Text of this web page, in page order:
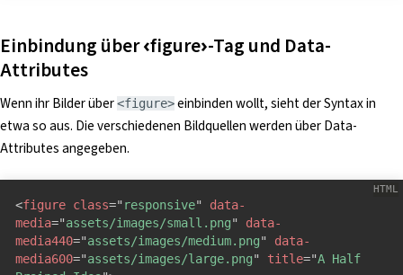
Einbindung über ‹figure›-Tag und Data-
Attributes
Wenn ihr Bilder über<figure>einbinden wollt, sieht der Syntax in
etwa so aus. Die verschiedenen Bildquellen werden über Data-
Attributes angegeben.
<figure class=" responsive"
data-
media="assets/images/small.png"
data-
media440="assets/images/medium.png"
data-
media600="assets/images/large.png" title="A Half